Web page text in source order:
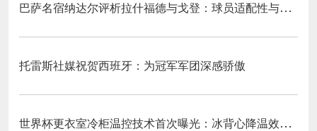
巴萨名宿纳达尔评析拉什福德与戈登：球员适配性与战术融入前景探讨
托雷斯社媒祝贺西班牙：为冠军军团深感骄傲
世界杯更衣室冷柜温控技术首次曝光：冰背心降温效率关键数据深度拆解